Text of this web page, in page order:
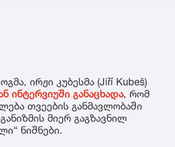
ირჟი კუბესმა (Jiří Kubeš)
ინტერვიუში განაცხადა, რომ
თვეების განმავლობაში
მიერ გაგზავნილ
ნიშნები.